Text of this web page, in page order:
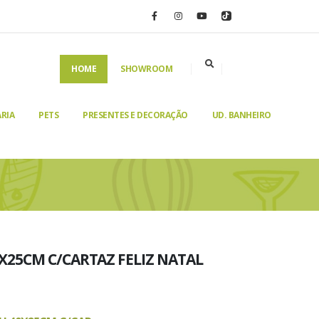
HOME SHOWROOM
PETS PRESENTES E DECORAÇÃO UD. BANHEIRO
C/CARTAZ FELIZ NATAL